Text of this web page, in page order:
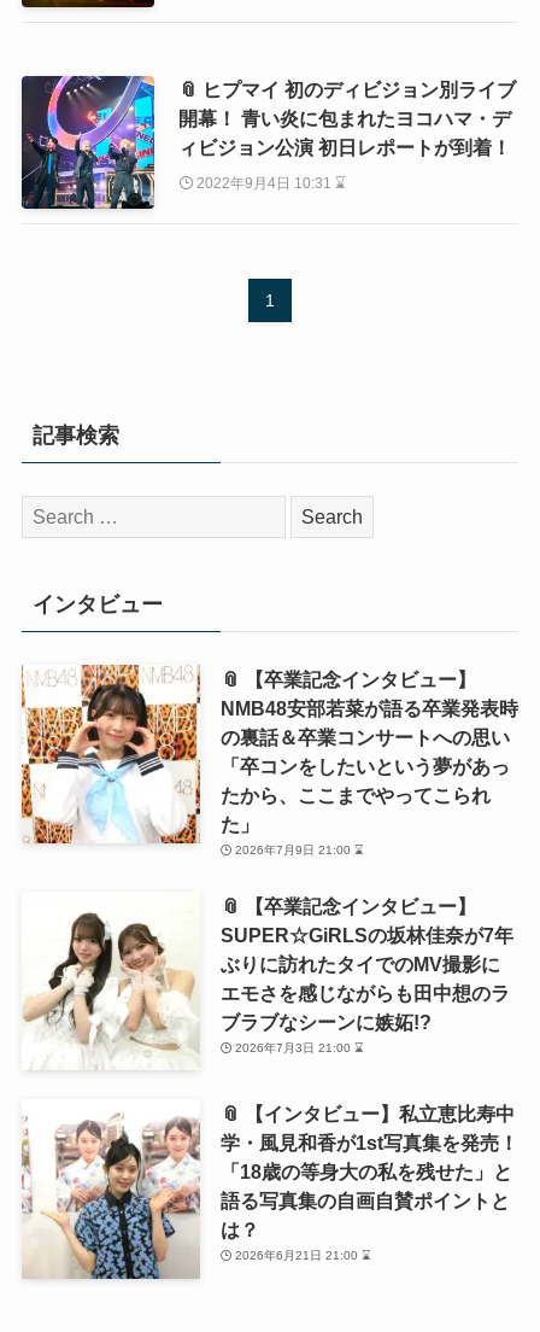
📎 ヒプマイ 初のディビジョン別ライブ
開幕！ 青い炎に包まれたヨコハマ・デ
ィビジョン公演 初日レポートが到着！
2022年9月4日 10:31 ⌛
1
記事検索
検
索:
インタビュー
📎 【卒業記念インタビュー】
NMB48安部若菜が語る卒業発表時
の裏話＆卒業コンサートへの思い
「卒コンをしたいという夢があっ
たから、ここまでやってこられ
た」
2026年7月9日 21:00 ⌛
📎 【卒業記念インタビュー】
SUPER☆GiRLSの坂林佳奈が7年
ぶりに訪れたタイでのMV撮影に
エモさを感じながらも田中想のラ
ブラブなシーンに嫉妬!?
2026年7月3日 21:00 ⌛
📎 【インタビュー】私立恵比寿中
学・風見和香が1st写真集を発売！
「18歳の等身大の私を残せた」と
語る写真集の自画自賛ポイントと
は？
2026年6月21日 21:00 ⌛